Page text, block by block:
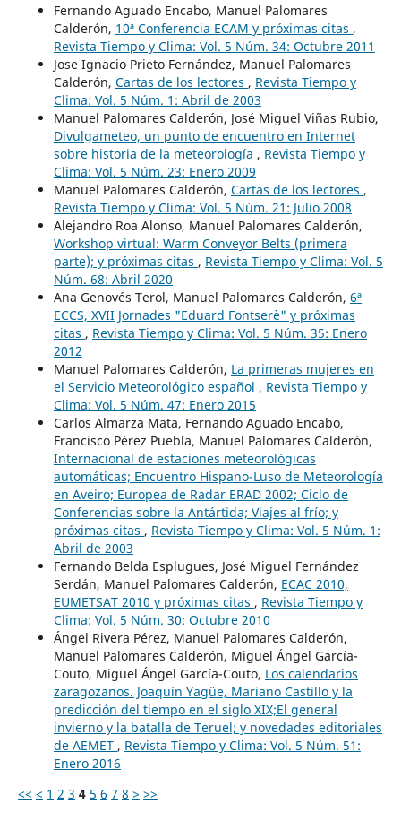
Fernando Aguado Encabo, Manuel Palomares
Calderón, 10ª Conferencia ECAM y próximas citas ,
Revista Tiempo y Clima: Vol. 5 Núm. 34: Octubre 2011
Jose Ignacio Prieto Fernández, Manuel Palomares
Calderón, Cartas de los lectores , Revista Tiempo y
Clima: Vol. 5 Núm. 1: Abril de 2003
Manuel Palomares Calderón, José Miguel Viñas Rubio,
Divulgameteo, un punto de encuentro en Internet
sobre historia de la meteorología , Revista Tiempo y
Clima: Vol. 5 Núm. 23: Enero 2009
Manuel Palomares Calderón, Cartas de los lectores ,
Revista Tiempo y Clima: Vol. 5 Núm. 21: Julio 2008
Alejandro Roa Alonso, Manuel Palomares Calderón,
Workshop virtual: Warm Conveyor Belts (primera
parte); y próximas citas , Revista Tiempo y Clima: Vol. 5
Núm. 68: Abril 2020
Ana Genovés Terol, Manuel Palomares Calderón, 6ª
ECCS, XVII Jornades "Eduard Fontserè" y próximas
citas , Revista Tiempo y Clima: Vol. 5 Núm. 35: Enero
2012
Manuel Palomares Calderón, La primeras mujeres en
el Servicio Meteorológico español , Revista Tiempo y
Clima: Vol. 5 Núm. 47: Enero 2015
Carlos Almarza Mata, Fernando Aguado Encabo,
Francisco Pérez Puebla, Manuel Palomares Calderón,
Internacional de estaciones meteorológicas
automáticas; Encuentro Hispano-Luso de Meteorología
en Aveiro; Europea de Radar ERAD 2002; Ciclo de
Conferencias sobre la Antártida; Viajes al frío; y
próximas citas , Revista Tiempo y Clima: Vol. 5 Núm. 1:
Abril de 2003
Fernando Belda Esplugues, José Miguel Fernández
Serdán, Manuel Palomares Calderón, ECAC 2010,
EUMETSAT 2010 y próximas citas , Revista Tiempo y
Clima: Vol. 5 Núm. 30: Octubre 2010
Ángel Rivera Pérez, Manuel Palomares Calderón,
Manuel Palomares Calderón, Miguel Ángel García-
Couto, Miguel Ángel García-Couto, Los calendarios
zaragozanos. Joaquín Yagüe, Mariano Castillo y la
predicción del tiempo en el siglo XIX;El general
invierno y la batalla de Teruel; y novedades editoriales
de AEMET , Revista Tiempo y Clima: Vol. 5 Núm. 51:
Enero 2016
<< < 1 2 3 4 5 6 7 8 > >>